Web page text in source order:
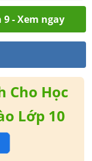
- Xem ngay
Cho Học
Lớp 10